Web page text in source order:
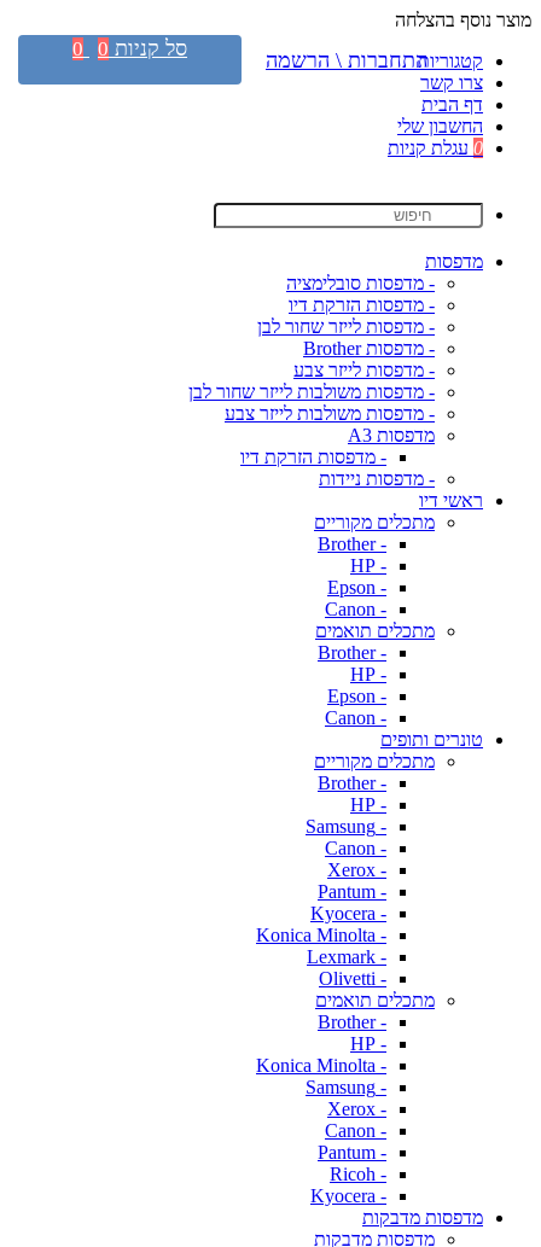
מוצר נוסף בהצלחה
קטגוריות
צרו קשר
דף הבית
החשבון שלי
0 עגלת קניות
מדפסות
- מדפסות סובלימציה
- מדפסות הזרקת דיו
- מדפסות לייזר שחור לבן
- מדפסות Brother
- מדפסות לייזר צבע
- מדפסות משולבות לייזר שחור לבן
- מדפסות משולבות לייזר צבע
מדפסות A3
- מדפסות הזרקת דיו
- מדפסות ניידות
ראשי דיו
מתכלים מקוריים
- Brother
- HP
- Epson
- Canon
מתכלים תואמים
- Brother
- HP
- Epson
- Canon
טונרים ותופים
מתכלים מקוריים
- Brother
- HP
- Samsung
- Canon
- Xerox
- Pantum
- Kyocera
- Konica Minolta
- Lexmark
- Olivetti
מתכלים תואמים
- Brother
- HP
- Konica Minolta
- Samsung
- Xerox
- Canon
- Pantum
- Ricoh
- Kyocera
מדפסות מדבקות
מדפסות מדבקות
התחברות \ הרשמה סל קניות 0
0